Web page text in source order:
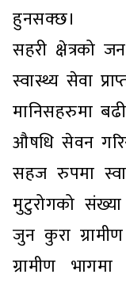
हुनसक्छ।
सहरी क्षेत्रको
स्वास्थ्य सेवा
मानिसहरुमा
औषधि सेवन
सहज रुपमा
मुटुरोगको
जुन कुरा
ग्रामीण